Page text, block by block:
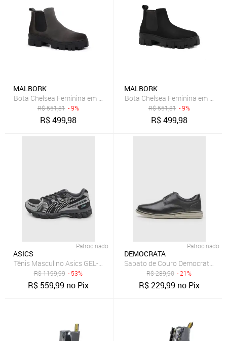
MALBORK
Bota Chelsea Feminina em Camurça Cinza com Sola Tratorada
R$551,81 - 9%
R$499,98
MALBORK
R$551,81 - 9%
R$499,98
Patrocinado
ASICS
Tênis Masculino Asics GEL-Kayano Preto
R$1199,99 - 53%
R$ 559,99 no Pix
Patrocinado
DEMOCRATA
Sapato de Couro Democrata
R$289,90 - 21%
R$229,99 no Pix